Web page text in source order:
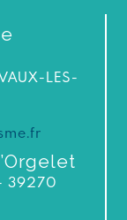
LES-
39270